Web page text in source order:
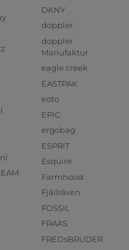
DKNY
doppler
doppler
Manufaktur
eagle creek
EASTPAK
eoto
EPIC
ergobag
ESPRIT
Esquire
Farmhood
Fjällräven
FOSSIL
FRAAS
FREDsBRUDER